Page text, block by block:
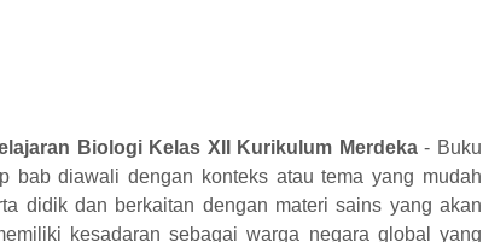
Biologi Kelas XII Kurikulum Merdeka- Buku
bab diawali dengan konteks atau tema yang mudah
didik dan berkaitan dengan materi sains yang akan
kesadaran sebagai warga negara global yang